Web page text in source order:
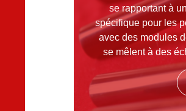
se rapportant à
spécifique pour les
avec des modules
se mêlent à des